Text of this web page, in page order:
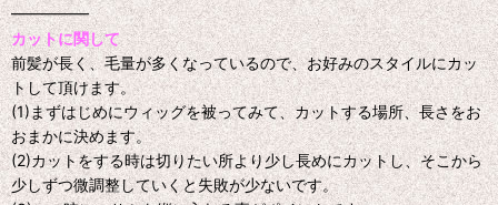
━━━━━
カットに関して
前髪が長く、毛量が多くなっているので、お好みのスタイルにカッ
トして頂けます。
(1)まずはじめにウィッグを被ってみて、カットする場所、長さをお
おまかに決めます。
(2)カットをする時は切りたい所より少し長めにカットし、そこから
少しずつ微調整していくと失敗が少ないです。